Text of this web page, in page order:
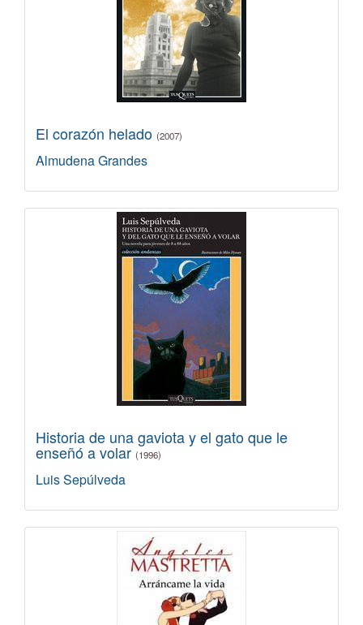
El corazón helado (2007)
Almudena Grandes
Historia de una gaviota y el gato que le
enseñó a volar (1996)
Luis Sepúlveda